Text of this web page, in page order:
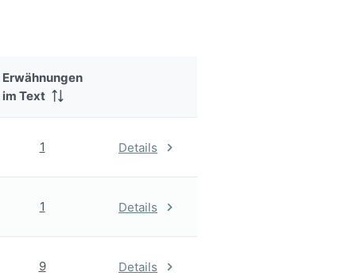
Erwähnungen
im Text
1 Details
1 Details
9 Details